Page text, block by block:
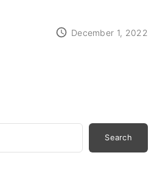
December 1, 2022
Search